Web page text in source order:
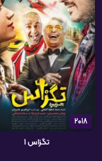
2018
تگزاس ۱